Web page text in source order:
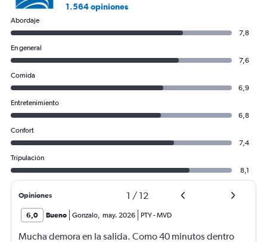
1.564 opiniones
Abordaje
7,8
En general
7,6
Comida
6,9
Entretenimiento
6,8
Confort
7,4
Tripulación
8,1
Opiniones 1 / 12
6,0 Bueno Gonzalo, may. 2026 PTY-MVD
Mucha demora en la salida. Como 40 minutos dentro